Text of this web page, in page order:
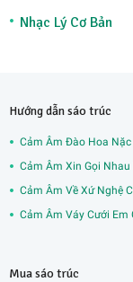
Nhạc Lý Cơ Bản
Hướng dẫn sáo trúc
Cảm Âm Đào Hoa
Cảm Âm Xin Gọi
Cảm Âm Về Xứ Nghệ
Cảm Âm Váy Cưới Em
Mua sáo trúc